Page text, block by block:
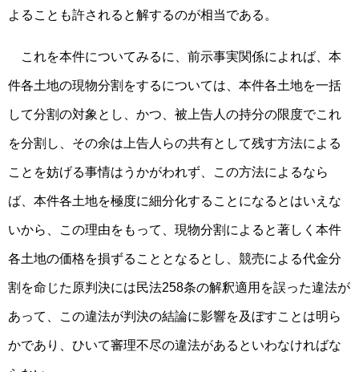
よることも許されると解するのが相当である。
これを本件についてみるに、前示事実関係によれば、本
件各土地の現物分割をするについては、本件各土地を一括
して分割の対象とし、かつ、被上告人の持分の限度でこれ
を分割し、その余は上告人らの共有として残す方法による
ことを妨げる事情はうかがわれず、この方法によるなら
ば、本件各土地を極度に細分化することになるとはいえな
いから、この理由をもって、現物分割によると著しく本件
各土地の価格を損ずることとなるとし、競売による代金分
割を命じた原判決には民法258条の解釈適用を誤った違法が
あって、この違法が判決の結論に影響を及ぼすことは明ら
かであり、ひいて審理不尽の違法があるといわなければな